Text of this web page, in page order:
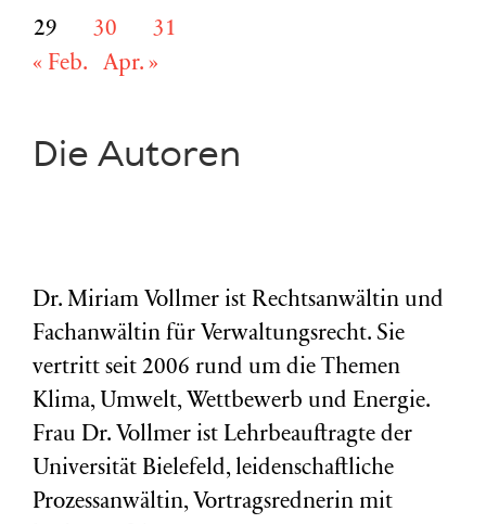
29
30
31
« Feb.
Apr. »
Die Autoren
Dr. Miriam Vollmer ist Rechtsanwältin und
Fachanwältin für Verwaltungsrecht. Sie
vertritt seit 2006 rund um die Themen
Klima, Umwelt, Wettbewerb und Energie.
Frau Dr. Vollmer ist Lehrbeauftragte der
Universität Bielefeld, leidenschaftliche
Prozessanwältin, Vortragsrednerin mit